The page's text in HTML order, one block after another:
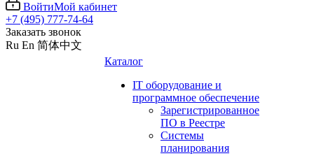
ВойтиМой кабинет
+7 (495) 777-74-64
Заказать звонок
Ru En 简体中文
Каталог
IT оборудование и
программное обеспечение
Зарегистрированное
ПО в Реестре
Системы
планирования